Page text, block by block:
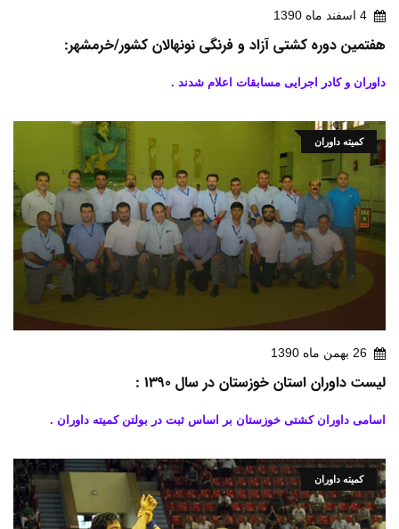
4 اسفند ماه 1390
هفتمین دوره کشتی آزاد و فرنگی نونهالان کشور/خرمشهر:
داوران و کادر اجرایی مسابقات اعلام شدند .
کمیته داوران
26 بهمن ماه 1390
لیست داوران استان خوزستان در سال 1390 :
اسامی داوران کشتی خوزستان بر اساس ثبت در بولتن کمیته داوران .
کمیته داوران